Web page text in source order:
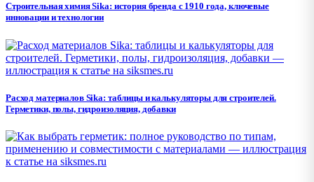
Строительная химия Sika: история бренда с 1910 года, ключевые
инновации и технологии
Расход материалов Sika: таблицы и калькуляторы для строителей.
Герметики, полы, гидроизоляция, добавки